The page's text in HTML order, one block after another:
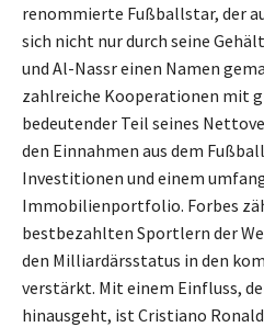
renommierte Fußballstar, der
sich nicht nur durch seine
und Al-Nassr einen Namen
zahlreiche Kooperationen mit
bedeutender Teil seines
den Einnahmen aus dem
Investitionen und einem
Immobilienportfolio. Forbes
bestbezahlten Sportlern der
den Milliardärsstatus in den
verstärkt. Mit einem Einfluss,
hinausgeht, ist Cristiano